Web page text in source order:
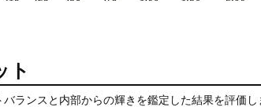
ト
バランスと内部からの輝きを鑑定した結果を評価し